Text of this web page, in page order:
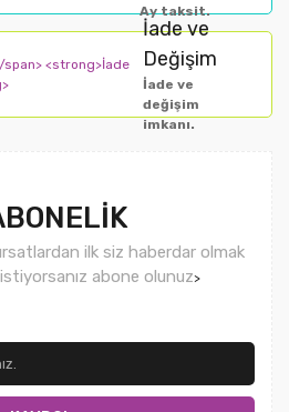
Ay taksit.
İade ve
Değişim
İade ve
değişim
imkanı.
ilk siz haberdar olmak
abone olunuz>